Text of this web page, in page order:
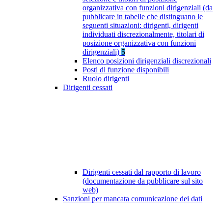
organizzativa con funzioni dirigenziali (da
pubblicare in tabelle che distinguano le
seguenti situazioni: dirigenti, dirigenti
individuati discrezionalmente, titolari di
posizione organizzativa con funzioni
dirigenziali) 5
Elenco posizioni dirigenziali discrezionali
Posti di funzione disponibili
Ruolo dirigenti
Dirigenti cessati
Dirigenti cessati dal rapporto di lavoro
(documentazione da pubblicare sul sito
web)
Sanzioni per mancata comunicazione dei dati